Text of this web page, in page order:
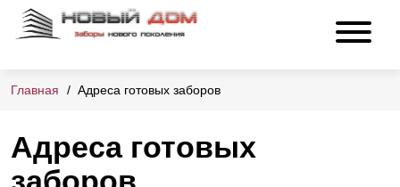
Главная Адреса готовых заборов
Адреса готовых